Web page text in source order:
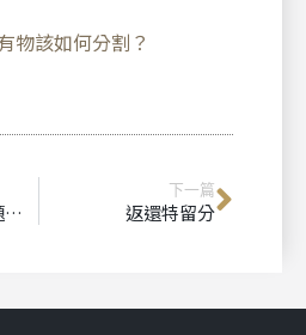
物該如何分割？
💔離婚扶養費問題，誰來照顧孩子的生活？
下一篇
返還特留分